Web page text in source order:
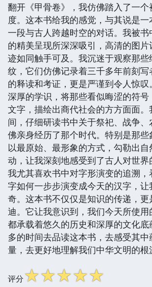
翻开《甲骨卷》，我仿佛踏入了一
度。这本书给我的感觉，与其说是
一段与古人跨越时空的对话。我被
的精美呈现所深深吸引，高清的图
迹如同触手可及。我沉迷于观察那
纹，它们仿佛记录着三千多年前刻写
的释读和考证，更是严谨到令人惊
深厚的学识，将那些看似晦涩的符
文字，描绘出商代社会的方方面面
间，仔细研读书中关于祭祀、战争
佛亲身经历了那个时代。特别是那
以最原始、最形象的方式，勾勒出
动，让我深刻地感受到了古人对世界
我尤其喜欢书中对字形演变的追溯
字如何一步步演变成今天的汉字，让
奇。这本书不仅仅是知识的传递，
迪。它让我意识到，我们今天所使用
都承载着悠久的历史和深厚的文化
多的时间去品读这本书，去感受其中
量，去更好地理解我们中华文明的根
评分☆☆☆☆☆